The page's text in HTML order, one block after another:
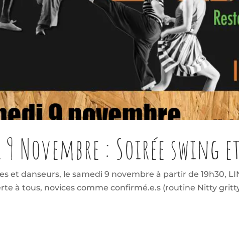
9 Novembre : Soirée swing
et danseurs, le samedi 9 novembre à partir de 19h30,
à tous, novices comme confirmé.e.s (routine Nitty